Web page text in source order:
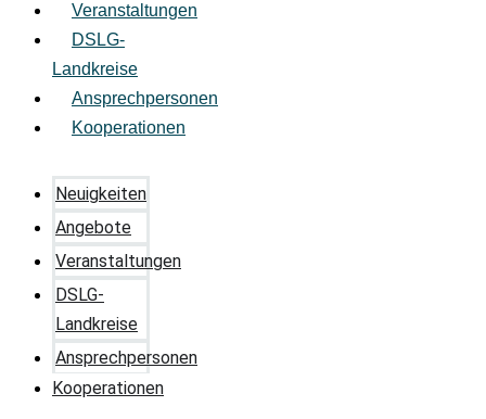
Veranstaltungen
DSLG-
Landkreise
Ansprechpersonen
Kooperationen
Neuigkeiten
Angebote
Veranstaltungen
DSLG-
Landkreise
Ansprechpersonen
Kooperationen